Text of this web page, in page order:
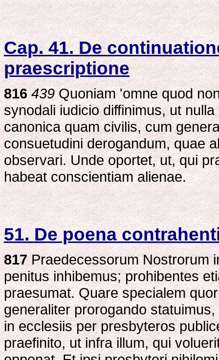
Cap. 41. De
praescriptione
816 439Quoniam 'omne quod
synodali iudicio diffinimus, ut
canonica quam civilis, cum
consuetudini derogandum, quae
observari. Unde oportet, ut, qui
habeat conscientiam alienae.
51. De poena
817Praedecessorum Nostrorum
penitus inhibemus; prohibentes
praesumat. Quare specialem
generaliter prorogando
in ecclesiis per presbyteros
praefinito, ut infra illum, qui